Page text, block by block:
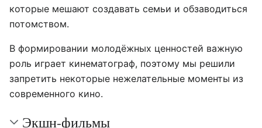
которые мешают создавать семьи и обзаводиться
потомством.
В формировании молодёжных ценностей важную
роль играет кинематограф, поэтому мы решили
запретить некоторые нежелательные моменты из
современного кино.
Экшн-фильмы